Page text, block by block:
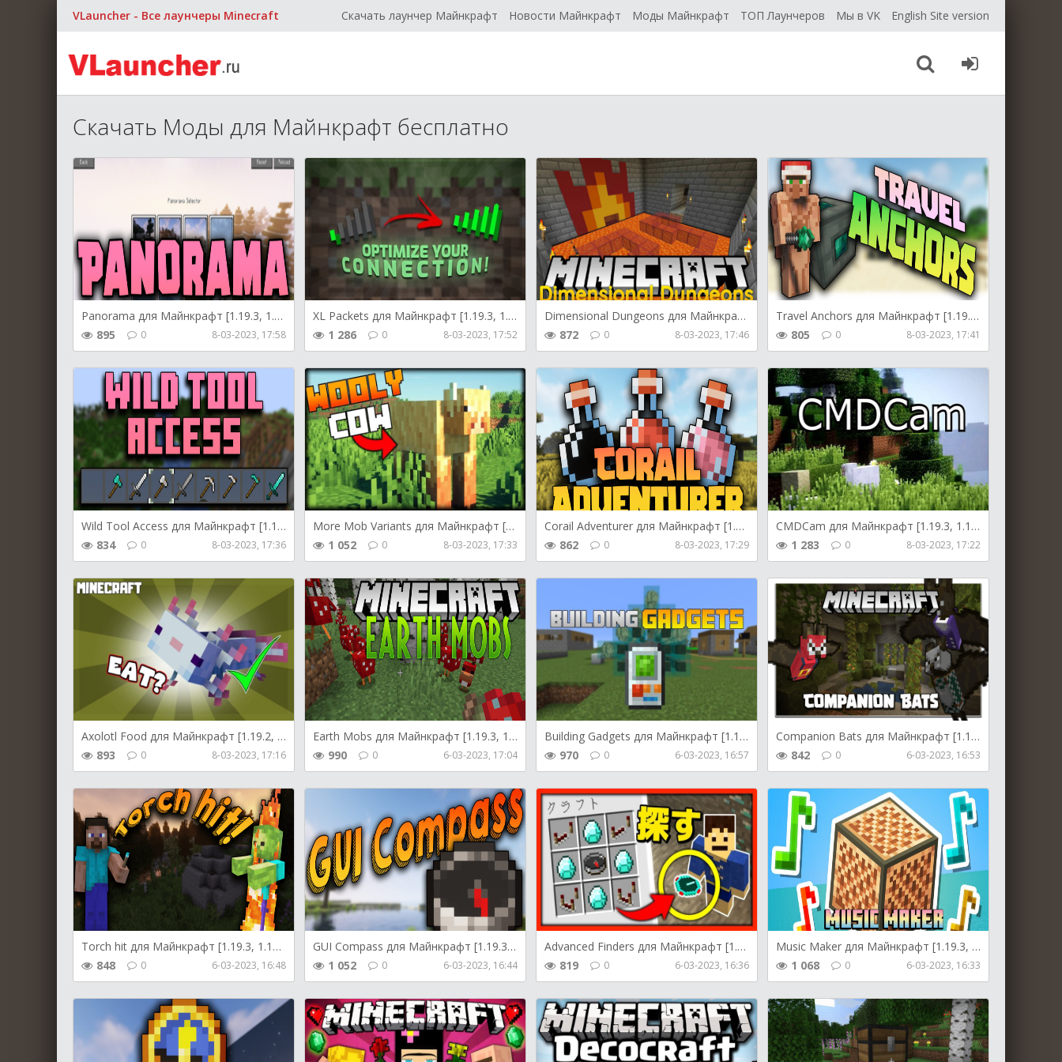
VLauncher - Все лаунчеры Minecraft Скачать лаунчер Майнкрафт Новости Майнкрафт Моды Майнкрафт ТОП Лаунчеров Мы в VK English Site version
Скачать Моды для Майнкрафт бесплатно
Panorama для Майнкрафт [1.19.3, 1.19.2, 1.19.1]
895
0 8-03-2023, 17:58
XL Packets для Майнкрафт [1.19.3, 1.19.2, 1.16.5]
1 286
0 8-03-2023, 17:52
Dimensional Dungeons для Майнкрафт [1.19.3, 1.19.2, 1.18.2]
872
0 8-03-2023, 17:46
Travel Anchors для Майнкрафт [1.19.3, 1.9.2, 1.19.1]
805
0 8-03-2023, 17:41
Wild Tool Access для Майнкрафт [1.19.3, 1.19.2, 1.19]
834
0 8-03-2023, 17:36
More Mob Variants для Майнкрафт [1.19.3, 1.19.2]
1 052
0 8-03-2023, 17:33
Corail Adventurer для Майнкрафт [1.19.3, 1.19.2, 1.18.2]
862
0 8-03-2023, 17:29
CMDCam для Майнкрафт [1.19.3, 1.19.2, 1.18.2]
1 283
0 8-03-2023, 17:22
Axolotl Food для Майнкрафт [1.19.2, 1.18.2, 1.17.1]
893
0 8-03-2023, 17:16
Earth Mobs для Майнкрафт [1.19.3, 1.19.2, 1.18.2]
990
0 6-03-2023, 17:04
Building Gadgets для Майнкрафт [1.19.3, 1.19.2, 1.18.2]
970
0 6-03-2023, 16:57
Companion Bats для Майнкрафт [1.19.4, 1.19.3, 1.19.2]
842
0 6-03-2023, 16:53
Torch hit для Майнкрафт [1.19.3, 1.19.2, 1.19.1]
848
0 6-03-2023, 16:48
GUI Compass для Майнкрафт [1.19.3, 1.19.2, 1.19.1]
1 052
0 6-03-2023, 16:44
Advanced Finders для Майнкрафт [1.19.3, 1.19.2, 1.19]
819
0 6-03-2023, 16:36
Music Maker для Майнкрафт [1.19.3, 1.19.2, 1.19]
1 068
0 6-03-2023, 16:33